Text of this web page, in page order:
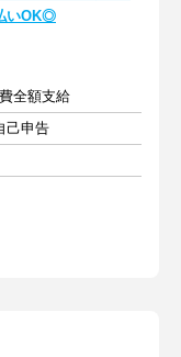
いOK◎
全額支給
己申告